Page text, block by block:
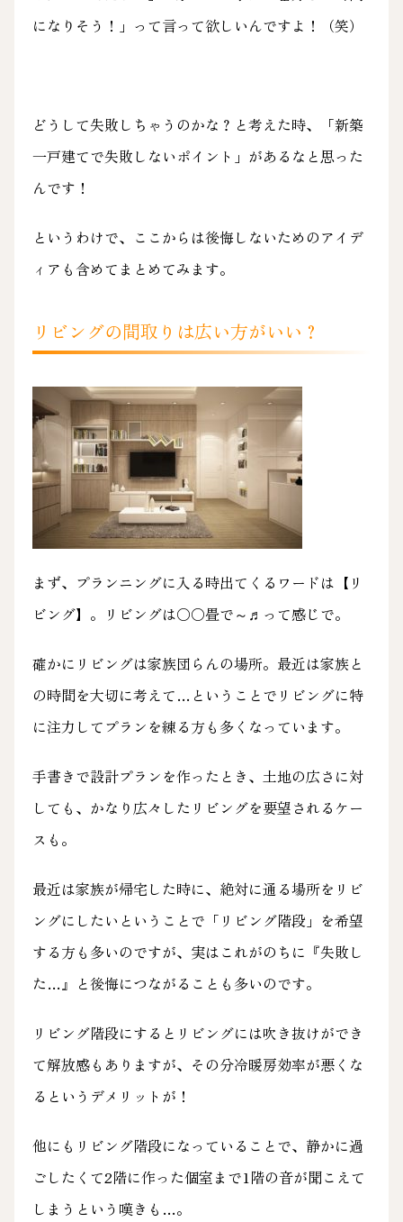
になりそう！」って言って欲しいんですよ！（笑）
どうして失敗しちゃうのかな？と考えた時、「新築
一戸建てで失敗しないポイント」があるなと思った
んです！
というわけで、ここからは後悔しないためのアイデ
ィアも含めてまとめてみます。
リビングの間取りは広い方がいい？
まず、プランニングに入る時出てくるワードは【リ
ビング】。リビングは○○畳で～♬って感じで。
確かにリビングは家族団らんの場所。最近は家族と
の時間を大切に考えて…ということでリビングに特
に注力してプランを練る方も多くなっています。
手書きで設計プランを作ったとき、土地の広さに対
しても、かなり広々したリビングを要望されるケー
スも。
最近は家族が帰宅した時に、絶対に通る場所をリビ
ングにしたいということで「リビング階段」を希望
する方も多いのですが、実はこれがのちに『失敗し
た…』と後悔につながることも多いのです。
リビング階段にするとリビングには吹き抜けができ
て解放感もありますが、その分冷暖房効率が悪くな
るというデメリットが！
他にもリビング階段になっていることで、静かに過
ごしたくて2階に作った個室まで1階の音が聞こえて
しまうという嘆きも…。